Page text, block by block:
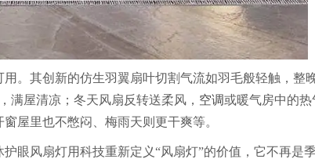
。其创新的仿生羽翼扇叶切割气流如羽毛般轻触，整
满屋清凉；冬天风扇反转送柔风， 空调或暖气房中的热
屋里也不憋闷、梅雨天则更干爽等。
眼风扇灯用科技重新定义“风扇灯”的价值，它不再是